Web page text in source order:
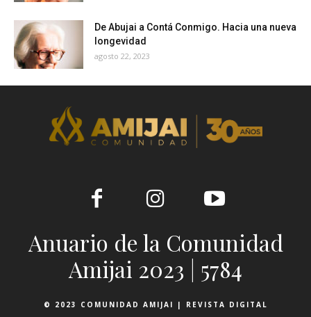
De Abujai a Contá Conmigo. Hacia una nueva
longevidad
agosto 22, 2023
Anuario de la Comunidad
Amijai 2023 | 5784
© 2023 COMUNIDAD AMIJAI | REVISTA DIGITAL